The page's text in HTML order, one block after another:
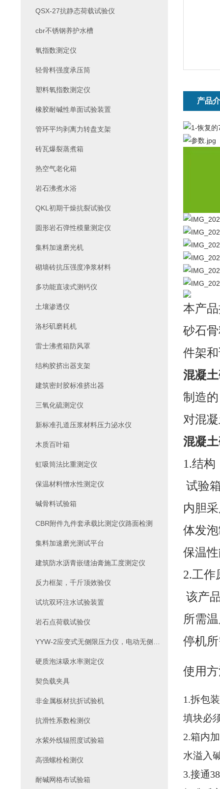
产品
本产
砂石
件架
混凝
制造
对混
混凝
1.结构
试验
内胆
体发
保温
2.工作
该产
所需
停机
使用
1.拆包
填块必
2.箱内
水溢入
3.接通
QSX-27抗静态荷载试验仪
cbr不锈钢养护水槽
氧指数测定仪
轻骨料强度承压筒
塑料氧指数测定仪
橡胶耐碱性单面试验装置
管环平均剥离力转盘支架
砖瓦爆裂蒸煮箱
热空气老化箱
岩石沸煮水浴
QKL初期干燥抗裂试验仪
圆形岩石弹性模量测定仪
集料加速磨光机
砌墙砖抗压强度净浆材料
多功能直读式测钙仪
土壤渗透仪
洛杉矶磨耗机
雷士沸煮箱防风罩
结构胶挤出器支架
建筑密封胶标准挤出器
三氧化硫测定仪
新标准孔道压浆材料压力泌水仪
木质百叶箱
虹吸筒法比重测定仪
保温材料憎水性测定仪
碱骨料试验箱
CBR附件九件套承载比测定仪路面检测
集料加速磨光测试平台
建筑防水沥青嵌缝油膏施工度测定仪
反力框架，千斤顶效验仪
试坑双环注水试验装置
岩石点荷载试验仪
硬质泡沫吸水率测定仪
契负载夹具
非金属板材抗折试验机
抗滑性系数检测仪
水紫外线辐照度试验箱
高强螺栓检测仪
耐碱网格布试验箱